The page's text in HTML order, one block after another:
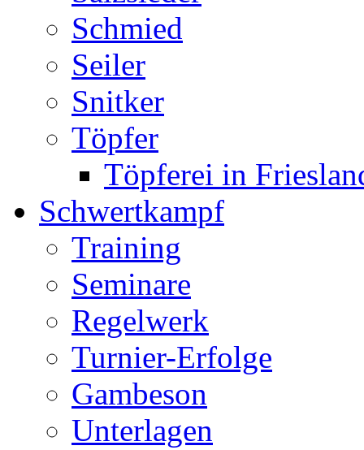
Schmied
Seiler
Snitker
Töpfer
Töpferei in
Schwertkampf
Training
Seminare
Regelwerk
Turnier-Erfolge
Gambeson
Unterlagen